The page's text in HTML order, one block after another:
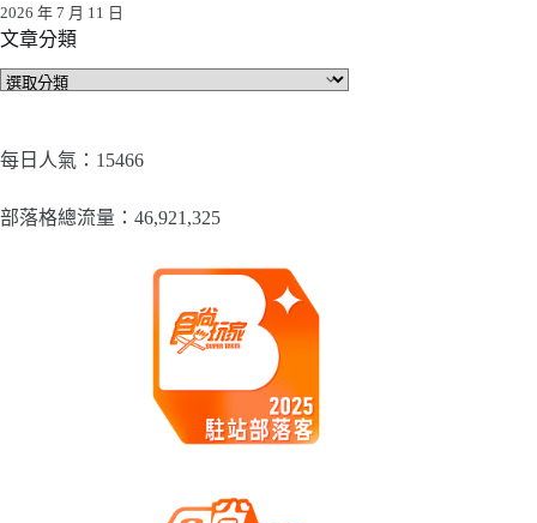
2026 年 7 月 11 日
文章分類
文
類
每日人氣：15466
部落格總流量：​46,921,325